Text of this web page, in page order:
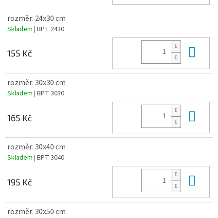
rozměr: 24x30 cm
Skladem | BPT 2430
155 Kč
rozměr: 30x30 cm
Skladem | BPT 3030
165 Kč
rozměr: 30x40 cm
Skladem | BPT 3040
195 Kč
rozměr: 30x50 cm